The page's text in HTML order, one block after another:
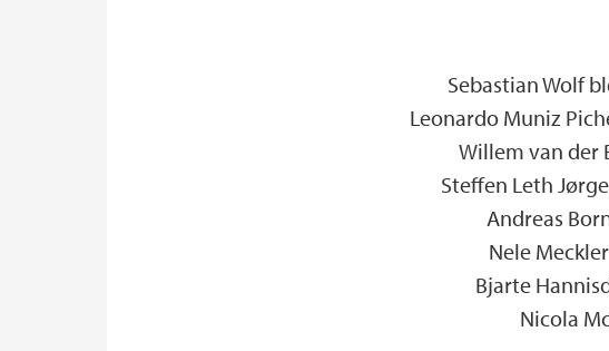
Sebastian Wolf
Leonardo Muniz
Willem van der
Steffen Leth
Andreas
Nele
Bjarte
Nicola